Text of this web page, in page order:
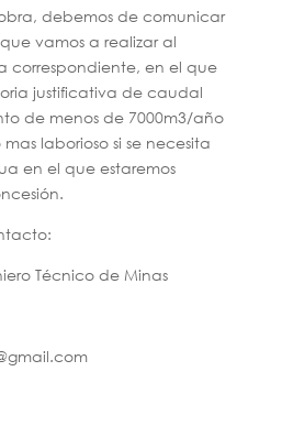
debemos de comunicar
vamos a realizar al
correspondiente, en el que
justificativa de caudal
de menos de 7000m3/año
laborioso si se necesita
en el que estaremos
Técnico de Minas